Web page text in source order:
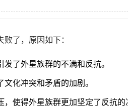
了，原因如下：
了外星族群的不满和反抗。
化冲突和矛盾的加剧。
使得外星族群更加坚定了反抗的